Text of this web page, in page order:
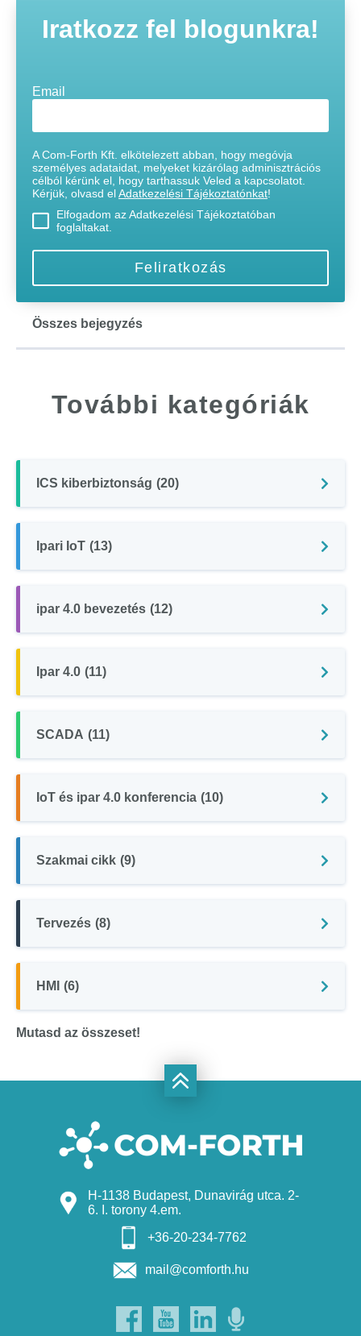
Iratkozz fel blogunkra!
Email
A Com-Forth Kft. elkötelezett abban, hogy megóvja
személyes adataidat, melyeket kizárólag adminisztrációs
célból kérünk el, hogy tarthassuk Veled a kapcsolatot.
Kérjük, olvasd elAdatkezelési Tájékoztatónkat!
Elfogadom az Adatkezelési Tájékoztatóban
foglaltakat.
Összes bejegyzés
További kategóriák
ICS kiberbiztonság (20)
Ipari IoT (13)
ipar 4.0 bevezetés (12)
Ipar 4.0 (11)
SCADA (11)
IoT és ipar 4.0 konferencia (10)
Szakmai cikk (9)
Tervezés (8)
HMI (6)
Mutasd az összeset!
H-1138 Budapest, Dunavirág utca. 2-
6. I. torony 4.em.
+36-20-234-7762
mail@comforth.hu